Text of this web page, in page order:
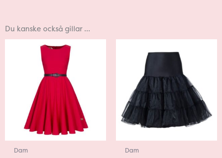
Du kanske också gillar …
Dam
De
olika
alternativen
Dam